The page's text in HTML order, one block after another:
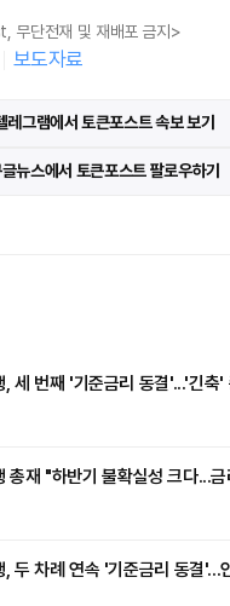
단전재 및 재배포 금지>
보도자료
레그램에서 토큰포스트 속보 보기
뉴스에서 토큰포스트 팔로우하기
, 세 번째 '기준금리 동결'...'긴축'
총재 "하반기 불확실성 크다...
, 두 차례 연속 '기준금리 동결'...